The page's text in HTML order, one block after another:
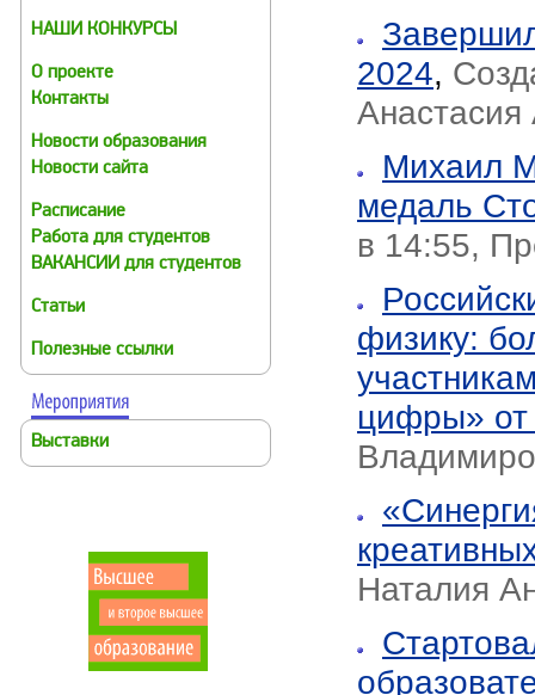
НАШИ КОНКУРСЫ
О проекте
Контакты
Новости образования
Новости сайта
Расписание
Работа для студентов
ВАКАНСИИ для студентов
Статьи
Полезные ссылки
Выставки
2024,
Анастасия
Михаил
медаль
в 14:55,
физику:
цифры» от
Наталия